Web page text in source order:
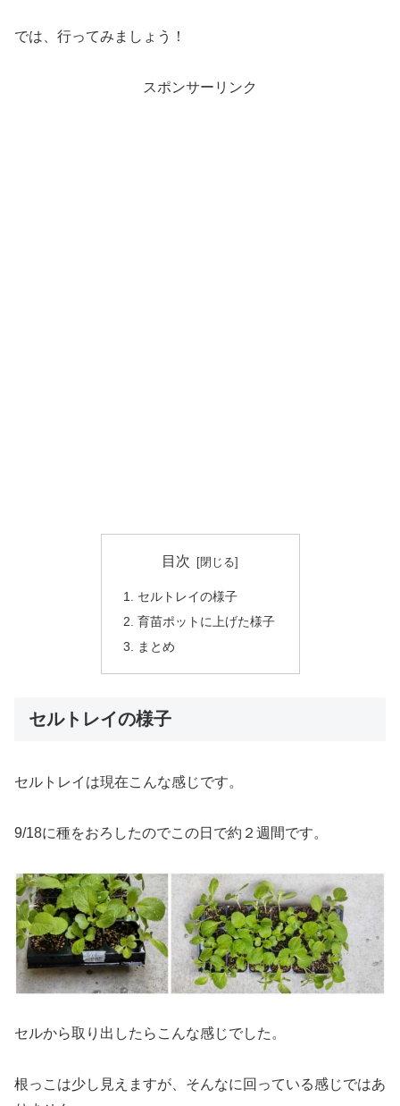
では、行ってみましょう！
スポンサーリンク
目次
セルトレイの様子
育苗ポットに上げた様子
まとめ
セルトレイの様子
セルトレイは現在こんな感じです。
9/18に種をおろしたのでこの日で約２週間です。
セルから取り出したらこんな感じでした。
根っこは少し見えますが、そんなに回っている感じではあ